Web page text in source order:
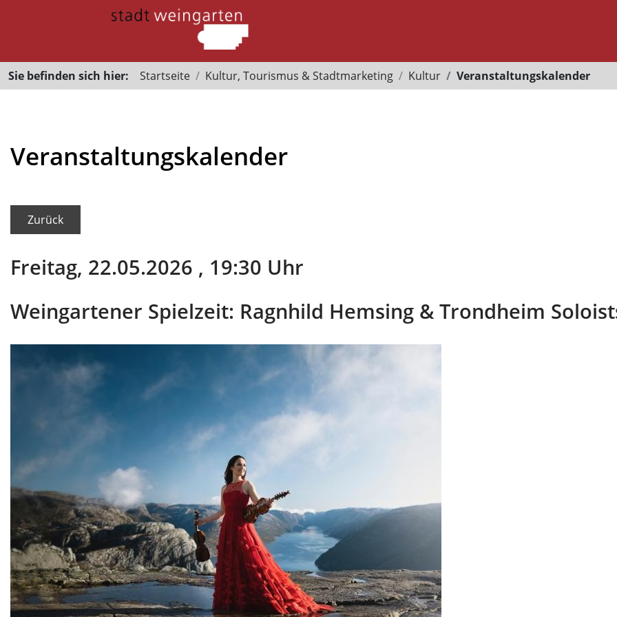
Sie befinden sich hier: Startseite Kultur, Tourismus & Stadtmarketing Kultur Veranstaltungskalender
Veranstaltungskalender
Zurück
Freitag, 22.05.2026 , 19:30 Uhr
Weingartener Spielzeit: Ragnhild Hemsing & Trondheim